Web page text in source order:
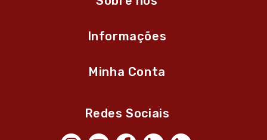
Informações
Minha Conta
Redes Sociais